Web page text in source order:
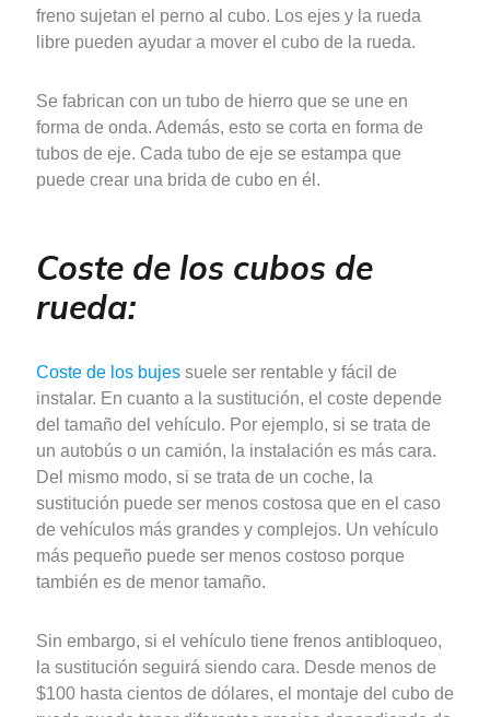
freno sujetan el perno al cubo. Los ejes y la rueda
libre pueden ayudar a mover el cubo de la rueda.
Se fabrican con un tubo de hierro que se une en
forma de onda. Además, esto se corta en forma de
tubos de eje. Cada tubo de eje se estampa que
puede crear una brida de cubo en él.
Coste de los cubos de
rueda:
Coste de los bujes suele ser rentable y fácil de
instalar. En cuanto a la sustitución, el coste depende
del tamaño del vehículo. Por ejemplo, si se trata de
un autobús o un camión, la instalación es más cara.
Del mismo modo, si se trata de un coche, la
sustitución puede ser menos costosa que en el caso
de vehículos más grandes y complejos. Un vehículo
más pequeño puede ser menos costoso porque
también es de menor tamaño.
Sin embargo, si el vehículo tiene frenos antibloqueo,
la sustitución seguirá siendo cara. Desde menos de
$100 hasta cientos de dólares, el montaje del cubo de